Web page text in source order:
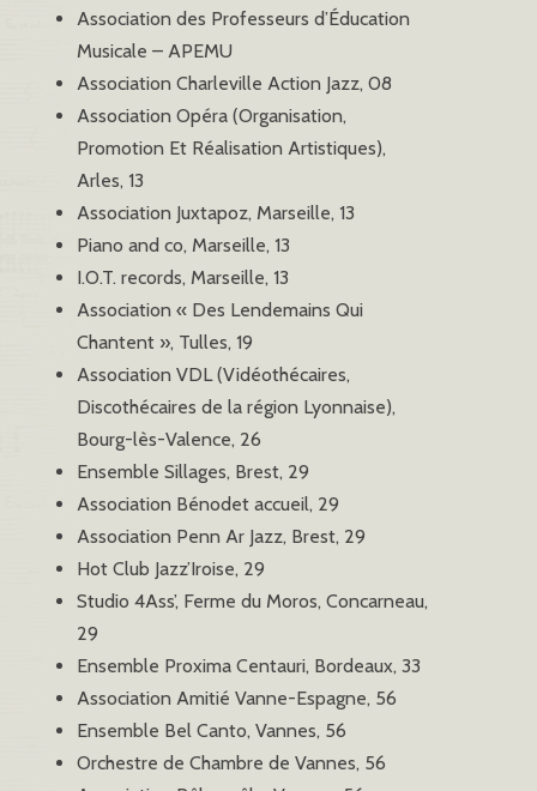
Association des Professeurs d’Éducation
Musicale – APEMU
Association Charleville Action Jazz, 08
Association Opéra (Organisation,
Promotion Et Réalisation Artistiques),
Arles, 13
Association Juxtapoz, Marseille, 13
Piano and co, Marseille, 13
I.O.T. records, Marseille, 13
Association « Des Lendemains Qui
Chantent », Tulles, 19
Association VDL (Vidéothécaires,
Discothécaires de la région Lyonnaise),
Bourg-lès-Valence, 26
Ensemble Sillages, Brest, 29
Association Bénodet accueil, 29
Association Penn Ar Jazz, Brest, 29
Hot Club Jazz’Iroise, 29
Studio 4Ass’, Ferme du Moros, Concarneau,
29
Ensemble Proxima Centauri, Bordeaux, 33
Association Amitié Vanne-Espagne, 56
Ensemble Bel Canto, Vannes, 56
Orchestre de Chambre de Vannes, 56